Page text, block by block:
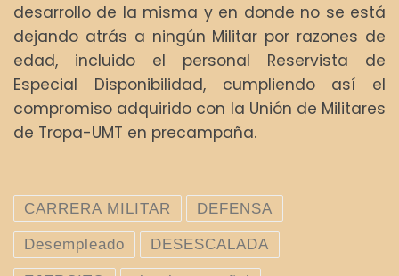
desarrollo de la misma y en donde no se está
dejando atrás a ningún Militar por razones de
edad, incluido el personal Reservista de
Especial Disponibilidad, cumpliendo así el
compromiso adquirido con la Unión de Militares
de Tropa-UMT en precampaña.
CARRERA MILITAR DEFENSA
Desempleado DESESCALADA